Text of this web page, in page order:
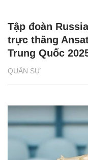
QUÂN SỰ
Tập đoàn
trực thăng
Trung Quốc